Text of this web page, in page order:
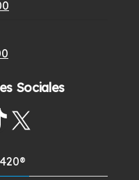
es:
actual
$219.900.
Sociales
X